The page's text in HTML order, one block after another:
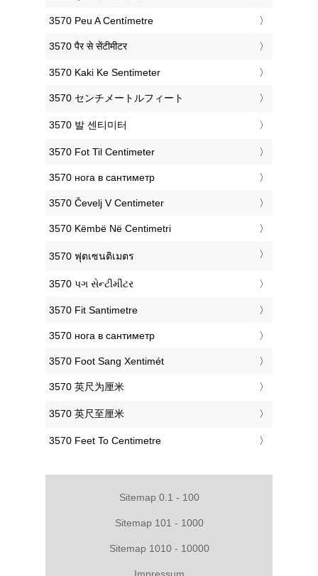
‎3570 Peu A Centímetre
‎3570 पैर से सेंटीमीटर
‎3570 Kaki Ke Sentimeter
‎3570 センチメートルフィート
‎3570 발 센티미터
‎3570 Fot Til Centimeter
‎3570 нога в сантиметр
‎3570 Čevelj V Centimeter
‎3570 Këmbë Në Centimetri
‎3570 ฟุตเซนติเมตร
‎3570 પગ સેન્ટીમીટર
‎3570 Fit Santimetre
‎3570 нога в сантиметр
‎3570 Foot Sang Xentimét
‎3570 英尺为厘米
‎3570 英尺至厘米
‎3570 Feet To Centimetre
Sitemap 0.1 - 100
Sitemap 101 - 1000
Sitemap 1010 - 10000